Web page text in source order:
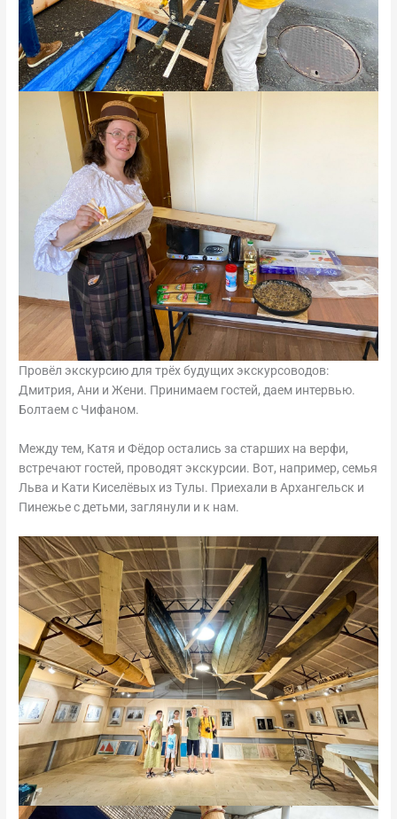
Провёл экскурсию для трёх будущих экскурсоводов:
Дмитрия, Ани и Жени. Принимаем гостей, даем интервью.
Болтаем с Чифаном.
Между тем, Катя и Фёдор остались за старших на верфи,
встречают гостей, проводят экскурсии. Вот, например, семья
Льва и Кати Киселёвых из Тулы. Приехали в Архангельск и
Пинежье с детьми, заглянули и к нам.